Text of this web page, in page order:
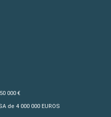
000 €
de 4 000 000 EUROS